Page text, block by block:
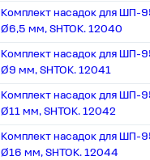
Комплект насадок для ШП-
Ø6,5 мм, SHTOK. 12040
Комплект насадок для ШП-
Ø9 мм, SHTOK. 12041
Комплект насадок для ШП-
Ø11 мм, SHTOK. 12042
Комплект насадок для ШП-
Ø16 мм, SHTOK. 12044